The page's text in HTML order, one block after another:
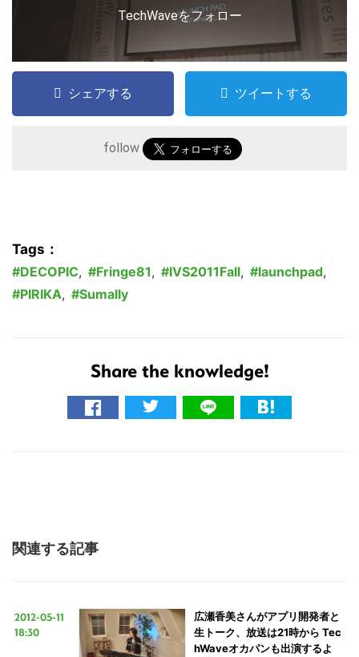
TechWaveをフォロー
シェアする ツイートする
follow
Tags：
DECOPIC, Fringe81, IVS2011Fall, launchpad,
PIRIKA, Sumally
Share the knowledge!
関連する記事
2012-05-11
18:30
広瀬香美さんがアプリ開発者と
生トーク、放送は21時から Tec
hWaveオカパンも出演するよ
こ
す
る